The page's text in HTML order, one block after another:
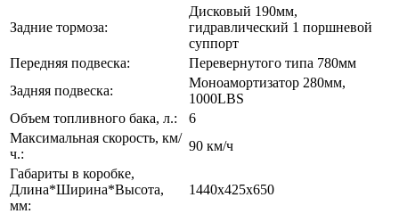
Задние тормоза:
Дисковый 190мм,
гидравлический 1 поршневой
суппорт
Передняя подвеска:
Перевернутого типа 780мм
Задняя подвеска:
Моноамортизатор 280мм,
1000LBS
Объем топливного бака, л.:
6
Максимальная скорость, км/
ч.:
90 км/ч
Габариты в коробке,
Длина*Ширина*Высота,
мм:
1440х425х650